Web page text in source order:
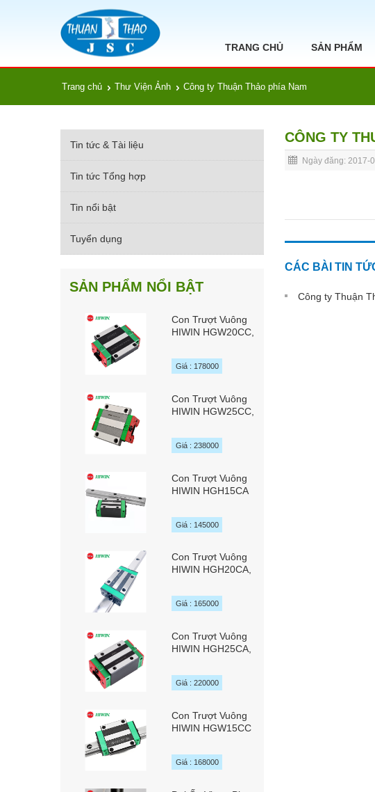
TRANG CHỦ SẢN PHẨM
Trang chủ Thư Viện Ảnh Công ty Thuận Thảo phía Nam
Tin tức & Tài liệu
Tin tức Tổng hợp
Tin nổi bật
Tuyển dụng
SẢN PHẨM NỔI BẬT
Con Trượt Vuông
HIWIN HGW20CC,
HGW20SC
Giá : 178000
Con Trượt Vuông
HIWIN HGW25CC,
HGW25SC
Giá : 238000
Con Trượt Vuông
HIWIN HGH15CA
Giá : 145000
Con Trượt Vuông
HIWIN HGH20CA,
HGH20HA
Giá : 165000
Con Trượt Vuông
HIWIN HGH25CA,
Giá : 220000
Con Trượt Vuông
HIWIN HGW15CC
Giá : 168000
CÔNG TY
Ngày đăng: 2017-
CÁC BÀI TIN
Công ty Thuận